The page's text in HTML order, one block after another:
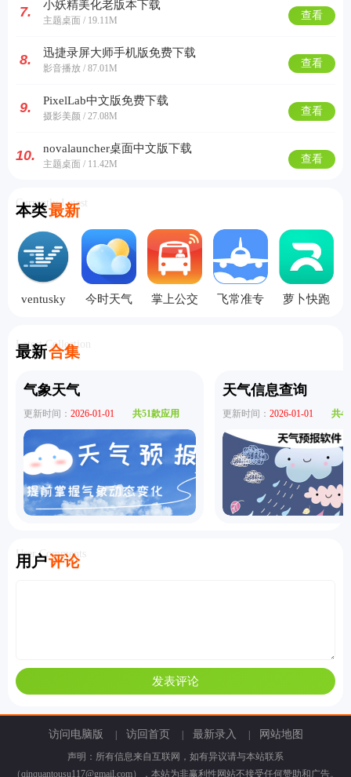
7. 小妖精美化老版本下载
主题桌面 / 19.11M 查看
8. 迅捷录屏大师手机版免费下载
影音播放 / 87.01M 查看
9. PixelLab中文版免费下载
摄影美颜 / 27.08M 查看
10. novalauncher桌面中文版下载
主题桌面 / 11.42M 查看
本类最新
Currently Latest
ventusky
图
今时天气
掌上公交
飞常准专
萝卜快跑
最新合集
Latest Collection
气象天气
更新时间： 2026-01-01 共51款应用
天气信息查询
更新时间： 2026-01-01 共
用户评论
User Comments
访问电脑版 访回首页 最新录入 网站地图
声明：所有信息来自互联网，如有异议请与本站联系
（qinquantousu117@gmail.com），本站为非赢利性网站不接受任何赞助和广告。